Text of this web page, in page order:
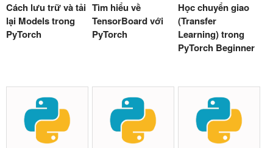
Cách lưu trữ và tải
lại Models trong
PyTorch
Tìm hiểu về
TensorBoard với
PyTorch
Học chuyển giao
(Transfer
Learning) trong
PyTorch Beginner